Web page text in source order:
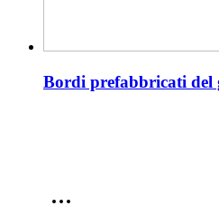
Bordi prefabbricati del